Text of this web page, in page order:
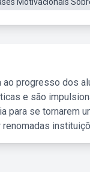
progresso dos
e são
para se tornarem